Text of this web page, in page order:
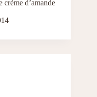
crème d’amande